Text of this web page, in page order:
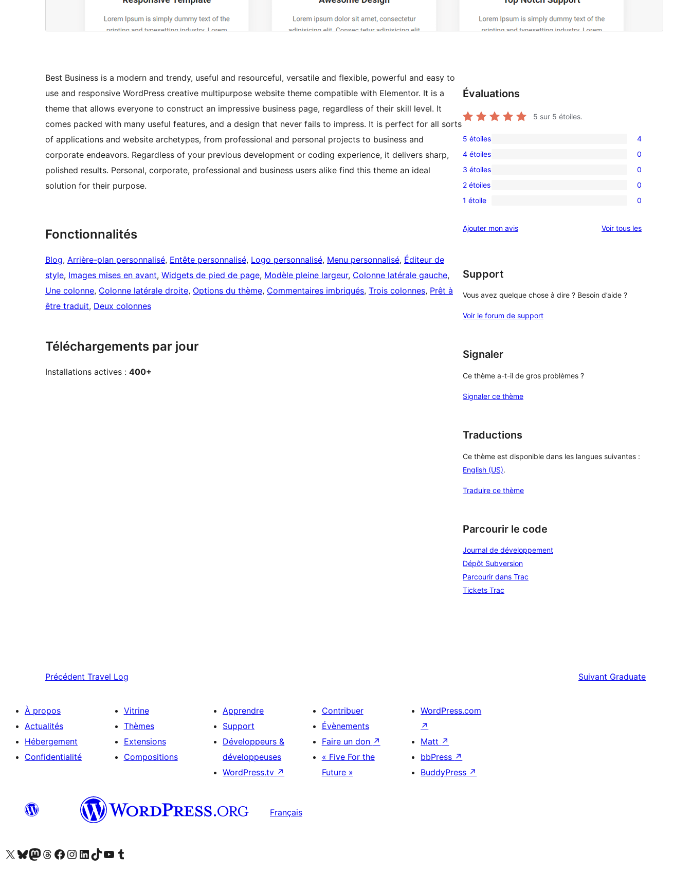
Best Business is a modern and trendy, useful and resourceful, versatile and flexible, powerful and easy to
use and responsive WordPress creative multipurpose website theme compatible with Elementor. It is a
theme that allows everyone to construct an impressive business page, regardless of their skill level. It
comes packed with many useful features, and a design that never fails to impress. It is perfect for all sorts
of applications and website archetypes, from professional and personal projects to business and
corporate endeavors. Regardless of your previous development or coding experience, it delivers sharp,
polished results. Personal, corporate, professional and business users alike find this theme an ideal
solution for their purpose.
Fonctionnalités
Blog, Arrière-plan personnalisé, Entête personnalisé, Logo personnalisé, Menu personnalisé, Éditeur de
style, Images mises en avant, Widgets de pied de page, Modèle pleine largeur, Colonne latérale gauche
Une colonne, Colonne latérale droite, Options du thème, Commentaires imbriqués, Trois colonnes, Prêt à
être traduit, Deux colonnes
Téléchargements par jour
Installations actives : 400+
Évaluations
5 sur 5 étoiles.
4
avis
à
5
étoiles
5 étoiles 4
0
avis
à
4
4 étoiles 0
0
avis
à
étoile
3 étoiles 0
0
avis
2
2 étoiles 0
0
à
1 étoile 0
Ajouter mon avis Voir tous lesavis
Support
Vous avez quelque chose à dire ? Besoin d’aide ?
Voir le forum de support
Signaler
Ce thème a-t-il de gros problèmes ?
Signaler ce thème
Traductions
Ce thème est disponible dans les langues suivantes :
English (US).
Traduire ce thème
Parcourir le code
Journal de développement
Dépôt Subversion
Parcourir dans Trac
Tickets Trac
Précédent Travel Log Suivant Graduate
À propos
Actualités
Hébergement
Confidentialité
Vitrine
Thèmes
Extensions
Compositions
Apprendre
Support
Développeurs &
développeuses
WordPress.tv ↗
Contribuer
Évènements
Faire un don ↗
« Five For the
Future »
WordPress.com
↗
Matt ↗
bbPress ↗
BuddyPress ↗
Français
Visitez notre compte X (précédemment Twitter)
Visiter notre compte Bluesky
Visiter notre compte Mastodon
Visiter notre compte Threads
Consulter notre compte Facebook
Consulter notre compte Instagram
Consulter notre compte LinkedIn
Visiter notre compte TokTok
Visiter notre chaîne YouTube
Visiter notre compte Tumblr